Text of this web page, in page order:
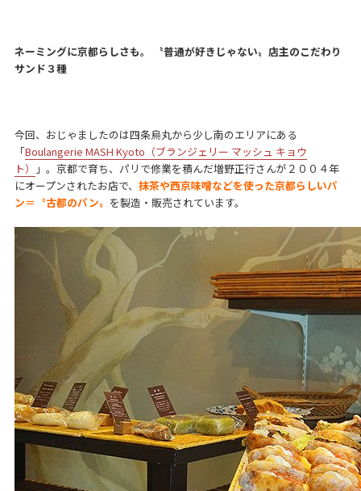
ネーミングに京都らしさも。 〝普通が好きじゃない〟店主のこだわり
サンド３種
今回、おじゃましたのは四条烏丸から少し南のエリアにある
「Boulangerie MASH Kyoto（ブランジェリー マッシュ キョウ
ト）
」。京都で育ち、パリで修業を積んだ増野正行さんが２００４年
にオープンされたお店で、 抹茶や西京味噌などを使った京都らしいパ
ン＝〝古都のパン〟 を製造・販売されています。